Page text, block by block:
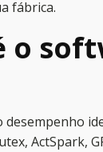
fábrica.
o
ActSpark,